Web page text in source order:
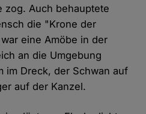
zog. Auch behauptete
die "Krone der
eine Amöbe in der
an die Umgebung
im Dreck, der Schwan auf
auf der Kanzel.